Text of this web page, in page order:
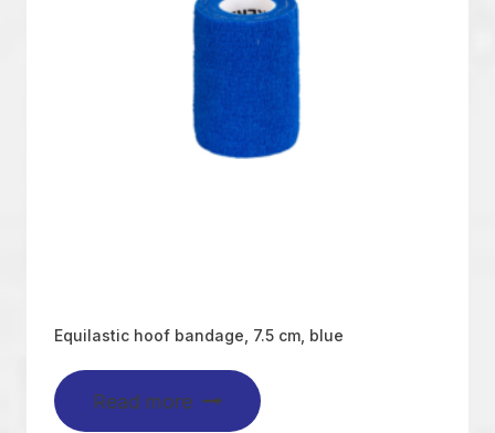
Equilastic hoof bandage, 7.5 cm, blue
Read more